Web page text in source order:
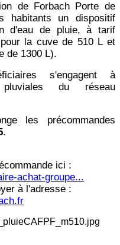
de Forbach Porte de
habitants un dispositif
d'eau de pluie, à tarif
la cuve de 510 L et
de 1300 L).
s'engagent à
du réseau
les précommandes
.
ici :
achat-groupe...
à l'adresse :